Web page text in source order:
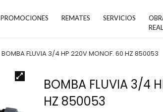
PROMOCIONES REMATES SERVICIOS
BOMBA FLUVIA 3/4 HP 220V MONOF. 60 HZ 850053
BOMBA FLUVIA 3/4
HZ 850053